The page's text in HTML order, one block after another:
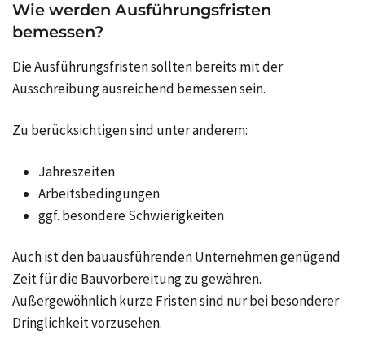
Wie werden Ausführungsfristen
bemessen?
Die Ausführungsfristen sollten bereits mit der
Ausschreibung ausreichend bemessen sein.
Zu berücksichtigen sind unter anderem:
Jahreszeiten
Arbeitsbedingungen
ggf. besondere Schwierigkeiten
Auch ist den bauausführenden Unternehmen genügend
Zeit für die Bauvorbereitung zu gewähren.
Außergewöhnlich kurze Fristen sind nur bei besonderer
Dringlichkeit vorzusehen.